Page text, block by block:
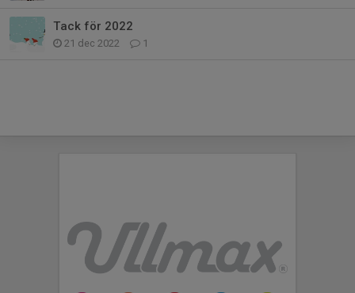
Tack för 2022
21 dec 2022 1